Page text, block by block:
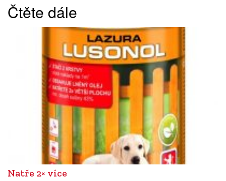
Čtěte dále
Natře 2× více